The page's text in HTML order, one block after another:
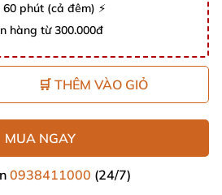
phút (cả đêm) ⚡
hàng từ 300.000đ
🛒 THÊM VÀO GIỎ
MUA NGAY
0938411000 (24/7)